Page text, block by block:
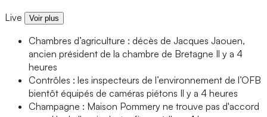
Live Voir plus
Chambres d’agriculture : décès de Jacques Jaouen,
ancien président de la chambre de Bretagne Il y a 4
heures
Contrôles : les inspecteurs de l’environnement de l’OFB
bientôt équipés de caméras piétons Il y a 4 heures
Champagne : Maison Pommery ne trouve pas d'accord